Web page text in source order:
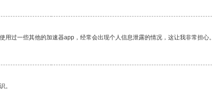
过一些其他的加速器app，经常会出现个人信息泄露的情况，这让我非常担心。
。